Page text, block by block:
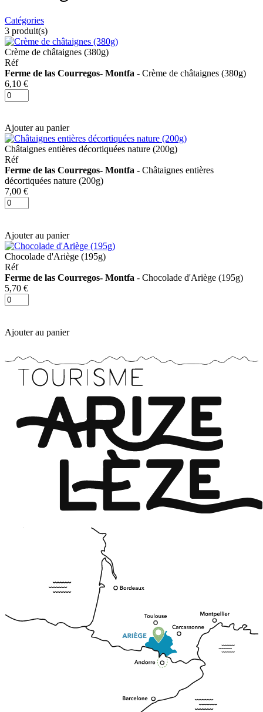
Catégories
3 produit(s)
Crème de châtaignes (380g)
Réf
Ferme de las Courregos- Montfa - Crème de châtaignes (380g)
6,10 €
Ajouter au panier
Châtaignes entières décortiquées nature (200g)
Réf
Ferme de las Courregos- Montfa - Châtaignes entières
décortiquées nature (200g)
7,00 €
Ajouter au panier
Chocolade d'Ariège (195g)
Réf
Ferme de las Courregos- Montfa - Chocolade d'Ariège (195g)
5,70 €
Ajouter au panier